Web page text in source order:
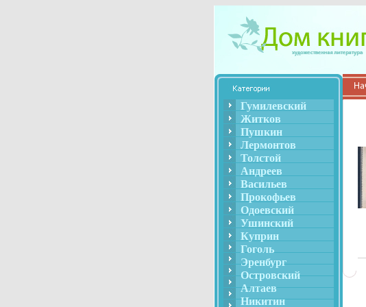
Гумилевский
Житков
Пушкин
Лермонтов
Толстой
Андреев
Васильев
Прокофьев
Одоевский
Ушинский
Куприн
Гоголь
Эренбург
Островский
Алтаев
Никитин